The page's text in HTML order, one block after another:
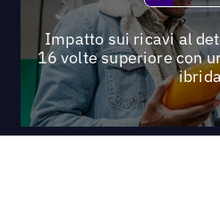
Impatto sui ricavi al
16 volte superiore con